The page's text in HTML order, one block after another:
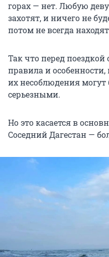
горах — нет. Любую
захотят, и ничего не
потом не всегда
Так что перед
правила и
их несоблюдения могут
серьезными.
Но это касается в
Соседний Дагестан —